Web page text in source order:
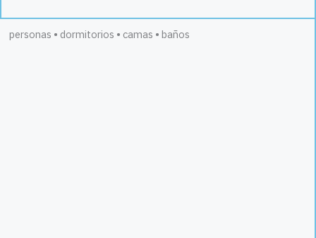
personas • dormitorios • camas • baños